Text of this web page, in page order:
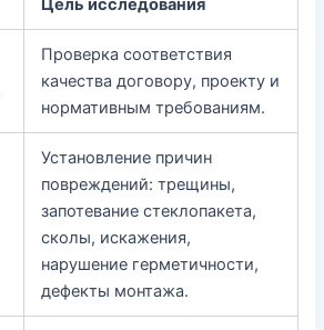
Цель исследования
Проверка соответствия
качества договору, проекту и
нормативным требованиям.
Установление причин
повреждений: трещины,
запотевание стеклопакета,
сколы, искажения,
нарушение герметичности,
дефекты монтажа.